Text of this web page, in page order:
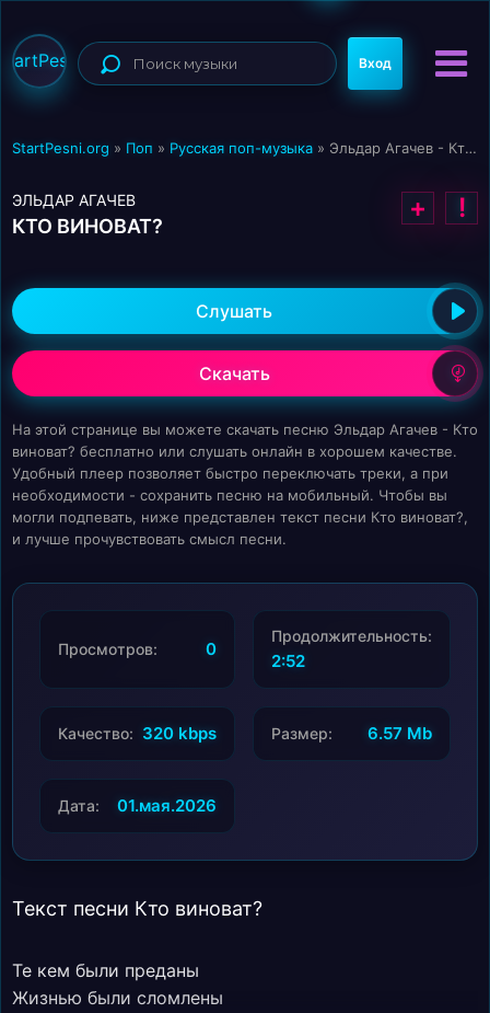
Вход
StartPesni.org » Поп » Русская поп-музыка » Эльдар Агачев - Кто виноват?
ЭЛЬДАР АГАЧЕВ
КТО ВИНОВАТ?
+ !
Слушать
Скачать
На этой странице вы можете скачать песню Эльдар Агачев - Кто
виноват? бесплатно или слушать онлайн в хорошем качестве.
Удобный плеер позволяет быстро переключать треки, а при
необходимости - сохранить песню на мобильный. Чтобы вы
могли подпевать, ниже представлен текст песни Кто виноват?,
и лучше прочувствовать смысл песни.
Просмотров: 0
Продолжительность:
2:52
Качество: 320 kbps Размер: 6.57 Mb
Дата: 01.мая.2026
Текст песни Кто виноват?
Те кем были преданы
Жизнью были сломлены